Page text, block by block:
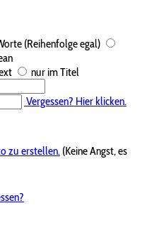
(Reihenfolge egal)
nur im Titel
Vergessen? Hier klicken.
zu erstellen. (Keine Angst, es